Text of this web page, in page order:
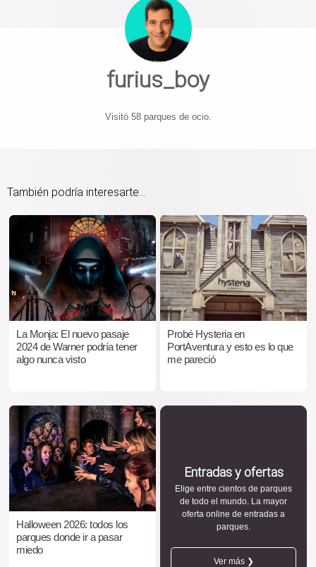
furius_boy
Visitó 58 parques de ocio.
También podría interesarte...
La Monja: El nuevo pasaje
2024 de Warner podría tener
algo nunca visto
Probé Hysteria en
PortAventura y esto es lo que
me pareció
Halloween 2026: todos los
parques donde ir a pasar
miedo
Entradas y ofertas
Elige entre cientos de parques
de todo el mundo. La mayor
oferta online de entradas a
parques.
Ver más ❯